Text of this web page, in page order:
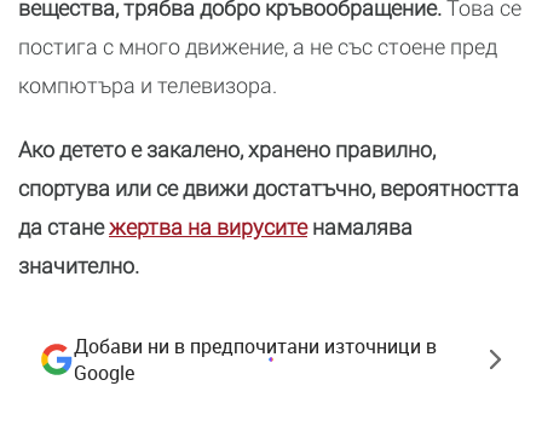
вещества, трябва добро кръвообращение.Това се
постига с много движение, а не със стоене пред
компютъра и телевизора.
Ако детето е закалено, хранено правилно,
спортува или се движи достатъчно, вероятността
да станежертва на вируситенамалява
значително.
Добави ни в предпочитани източници в
Google